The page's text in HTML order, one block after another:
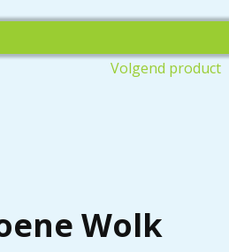
Volgend product
Wolk